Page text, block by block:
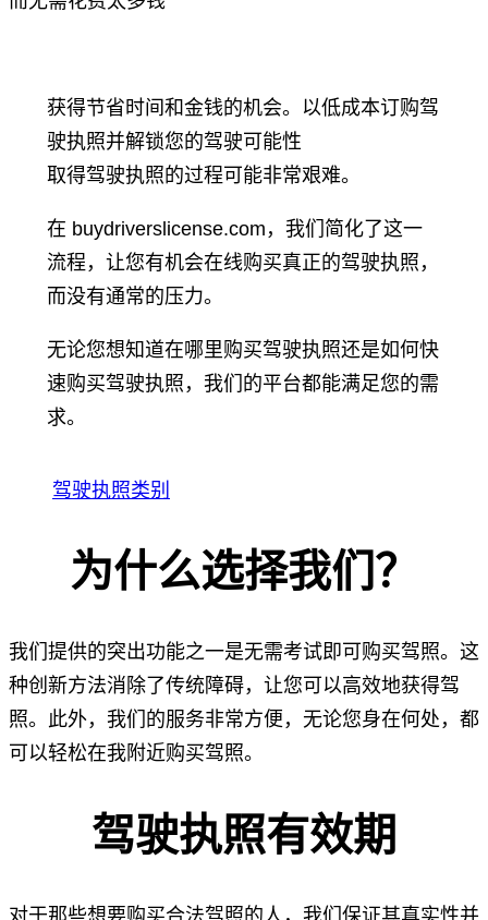
获得节省时间和金钱的机会。以低成本订购驾
驶执照并解锁您的驾驶可能性
取得驾驶执照的过程可能非常艰难。
在 buydriverslicense.com，我们简化了这一
流程，让您有机会在线购买真正的驾驶执照，
而没有通常的压力。
无论您想知道在哪里购买驾驶执照还是如何快
速购买驾驶执照，我们的平台都能满足您的需
求。
驾驶执照类别
为什么选择我们？
我们提供的突出功能之一是无需考试即可购买驾照。这
种创新方法消除了传统障碍，让您可以高效地获得驾
照。此外，我们的服务非常方便，无论您身在何处，都
可以轻松在我附近购买驾照。
驾驶执照有效期
对于那些想要购买合法驾照的人，我们保证其真实性并